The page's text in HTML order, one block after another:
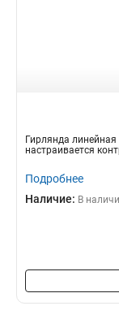
Гирлянда линейная
настраивается
Подробнее
Наличие: В